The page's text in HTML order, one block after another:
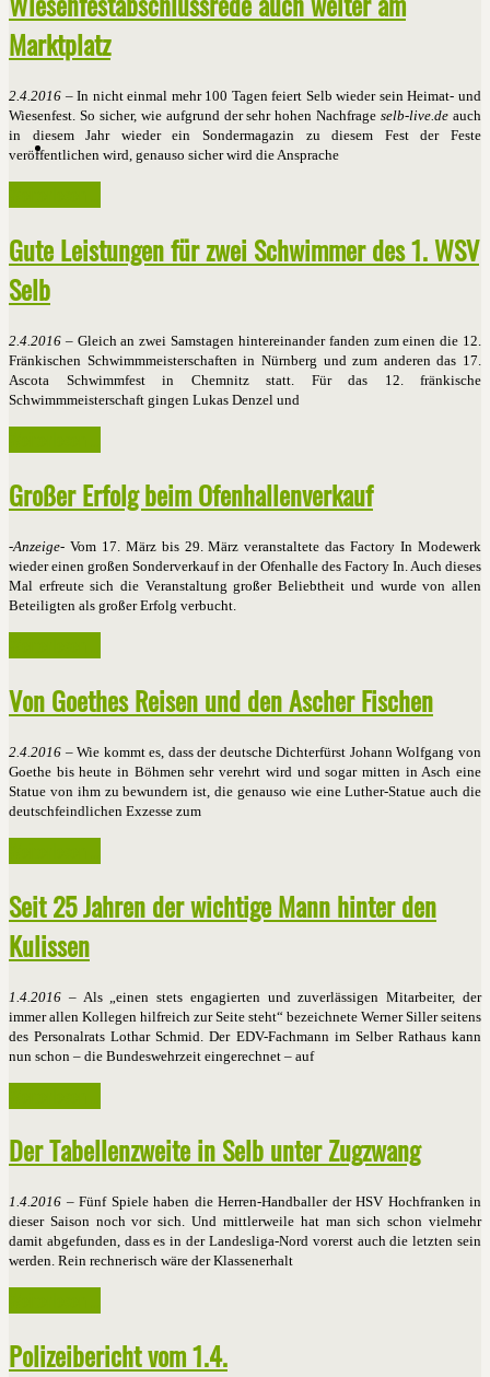
Marktplatz
2.4.2016 – In nicht einmal mehr 100 Tagen feiert Selb wieder sein Heimat- und
Wiesenfest. So sicher, wie aufgrund der sehr hohen Nachfrageselb-live.de auch
in diesem Jahr wieder ein Sondermagazin zu diesem Fest der Feste
veröffentlichen wird, genauso sicher wird die Ansprache
Gute Leistungen für zwei Schwimmer des 1. WSV
Selb
2.4.2016 – Gleich an zwei Samstagen hintereinander fanden zum einen die 12.
Fränkischen Schwimmmeisterschaften in Nürnberg und zum anderen das 17.
Ascota Schwimmfest in Chemnitz statt. Für das 12. fränkische
Schwimmmeisterschaft gingen Lukas Denzel und
Großer Erfolg beim Ofenhallenverkauf
-Anzeige- Vom 17. März bis 29. März veranstaltete das Factory In Modewerk
wieder einen großen Sonderverkauf in der Ofenhalle des Factory In. Auch dieses
Mal erfreute sich die Veranstaltung großer Beliebtheit und wurde von allen
Beteiligten als großer Erfolg verbucht.
Von Goethes Reisen und den Ascher Fischen
2.4.2016 – Wie kommt es, dass der deutsche Dichterfürst Johann Wolfgang von
Goethe bis heute in Böhmen sehr verehrt wird und sogar mitten in Asch eine
Statue von ihm zu bewundern ist, die genauso wie eine Luther-Statue auch die
deutschfeindlichen Exzesse zum
Seit 25 Jahren der wichtige Mann hinter den
Kulissen
1.4.2016 – Als „einen stets engagierten und zuverlässigen Mitarbeiter, der
immer allen Kollegen hilfreich zur Seite steht“ bezeichnete Werner Siller seitens
des Personalrats Lothar Schmid. Der EDV-Fachmann im Selber Rathaus kann
nun schon – die Bundeswehrzeit eingerechnet – auf
Der Tabellenzweite in Selb unter Zugzwang
1.4.2016 – Fünf Spiele haben die Herren-Handballer der HSV Hochfranken in
dieser Saison noch vor sich. Und mittlerweile hat man sich schon vielmehr
damit abgefunden, dass es in der Landesliga-Nord vorerst auch die letzten sein
werden. Rein rechnerisch wäre der Klassenerhalt
Polizeibericht vom 1.4.